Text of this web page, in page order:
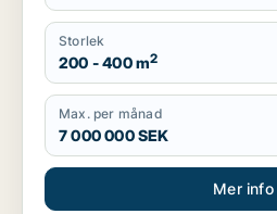
Storlek
200 - 400 m2
Max. per månad
7 000 000 SEK
Mer info